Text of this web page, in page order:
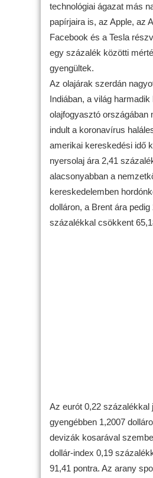
technológiai ágazat más
papírjaira is, az Apple, az
Facebook és a Tesla
egy százalék közötti
gyengültek.
Az olajárak szerdán
Indiában, a világ harmadik
olajfogyasztó országában
indult a koronavírus
amerikai kereskedési idő
nyersolaj ára 2,41
alacsonyabban a
kereskedelemben
dolláron, a Brent ára pedig
százalékkal csökkent
Az eurót 0,22 százalékkal
gyengébben 1,2007
devizák kosarával
dollár-index 0,19
91,41 pontra. Az arany